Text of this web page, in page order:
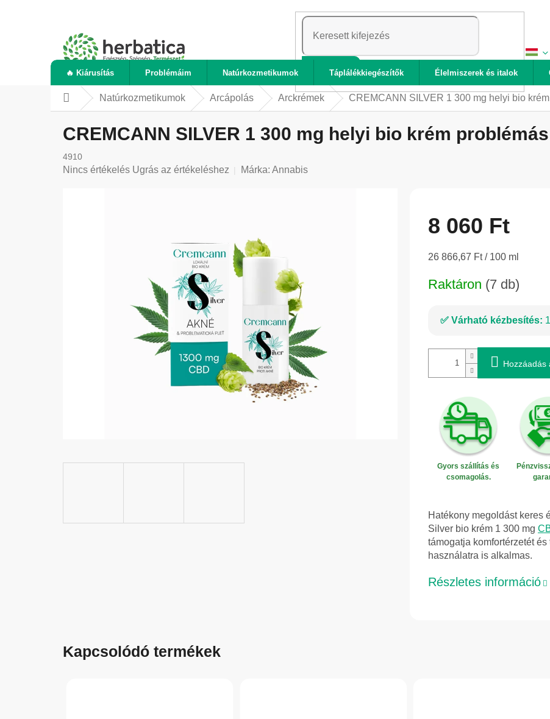
KERESÉS
🔥 Kiárusítás Problémáim Natúrkozmetikumok Táplálékkiegészítők Élelmiszerek és italok
KezdőlapNatúrkozmetikumok Arcápolás Arckrémek CREMCANN SILVER 1 300 mg helyi bio
CREMCANN SILVER 1 300 mg helyi bio krém
4910
A
Nincs értékelés Ugrás az értékeléshez Márka: Annabis
8 060 Ft
Egységár:
26 866,67 Ft / 100 ml
Raktáron (7 db)
Várható kézbesítés:
Hozzáadás
Gyors szállítás és
csomagolás.
Hatékony megoldást keres
Silver bio krém 1 300 mg
támogatja komfortérzetét
használatra is alkalmas.
Részletes információ
Kapcsolódó termékek